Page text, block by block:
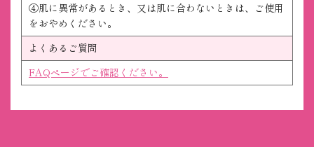
④肌に異常があるとき、又は肌に合わないときは、ご使用
をおやめください。
よくあるご質問
FAQページでご確認ください。